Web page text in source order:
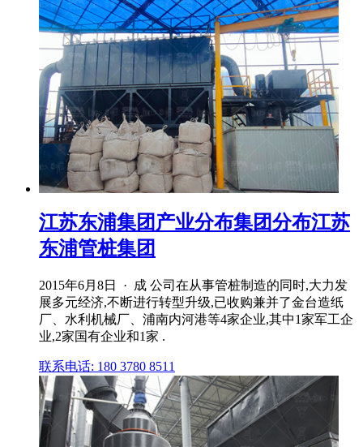
江苏东浦集团产业分布集团分布江苏
东浦管桩集团
2015年6月8日 · 成 公司在从事管桩制造的同时,大力发
展多元经济,不断进行转型升级,已收购兼并了金台造纸
厂、水利机械厂、浦南内河港等4家企业,其中1家军工企
业,2家国有企业和1家 .
联系电话: 180 3780 8511